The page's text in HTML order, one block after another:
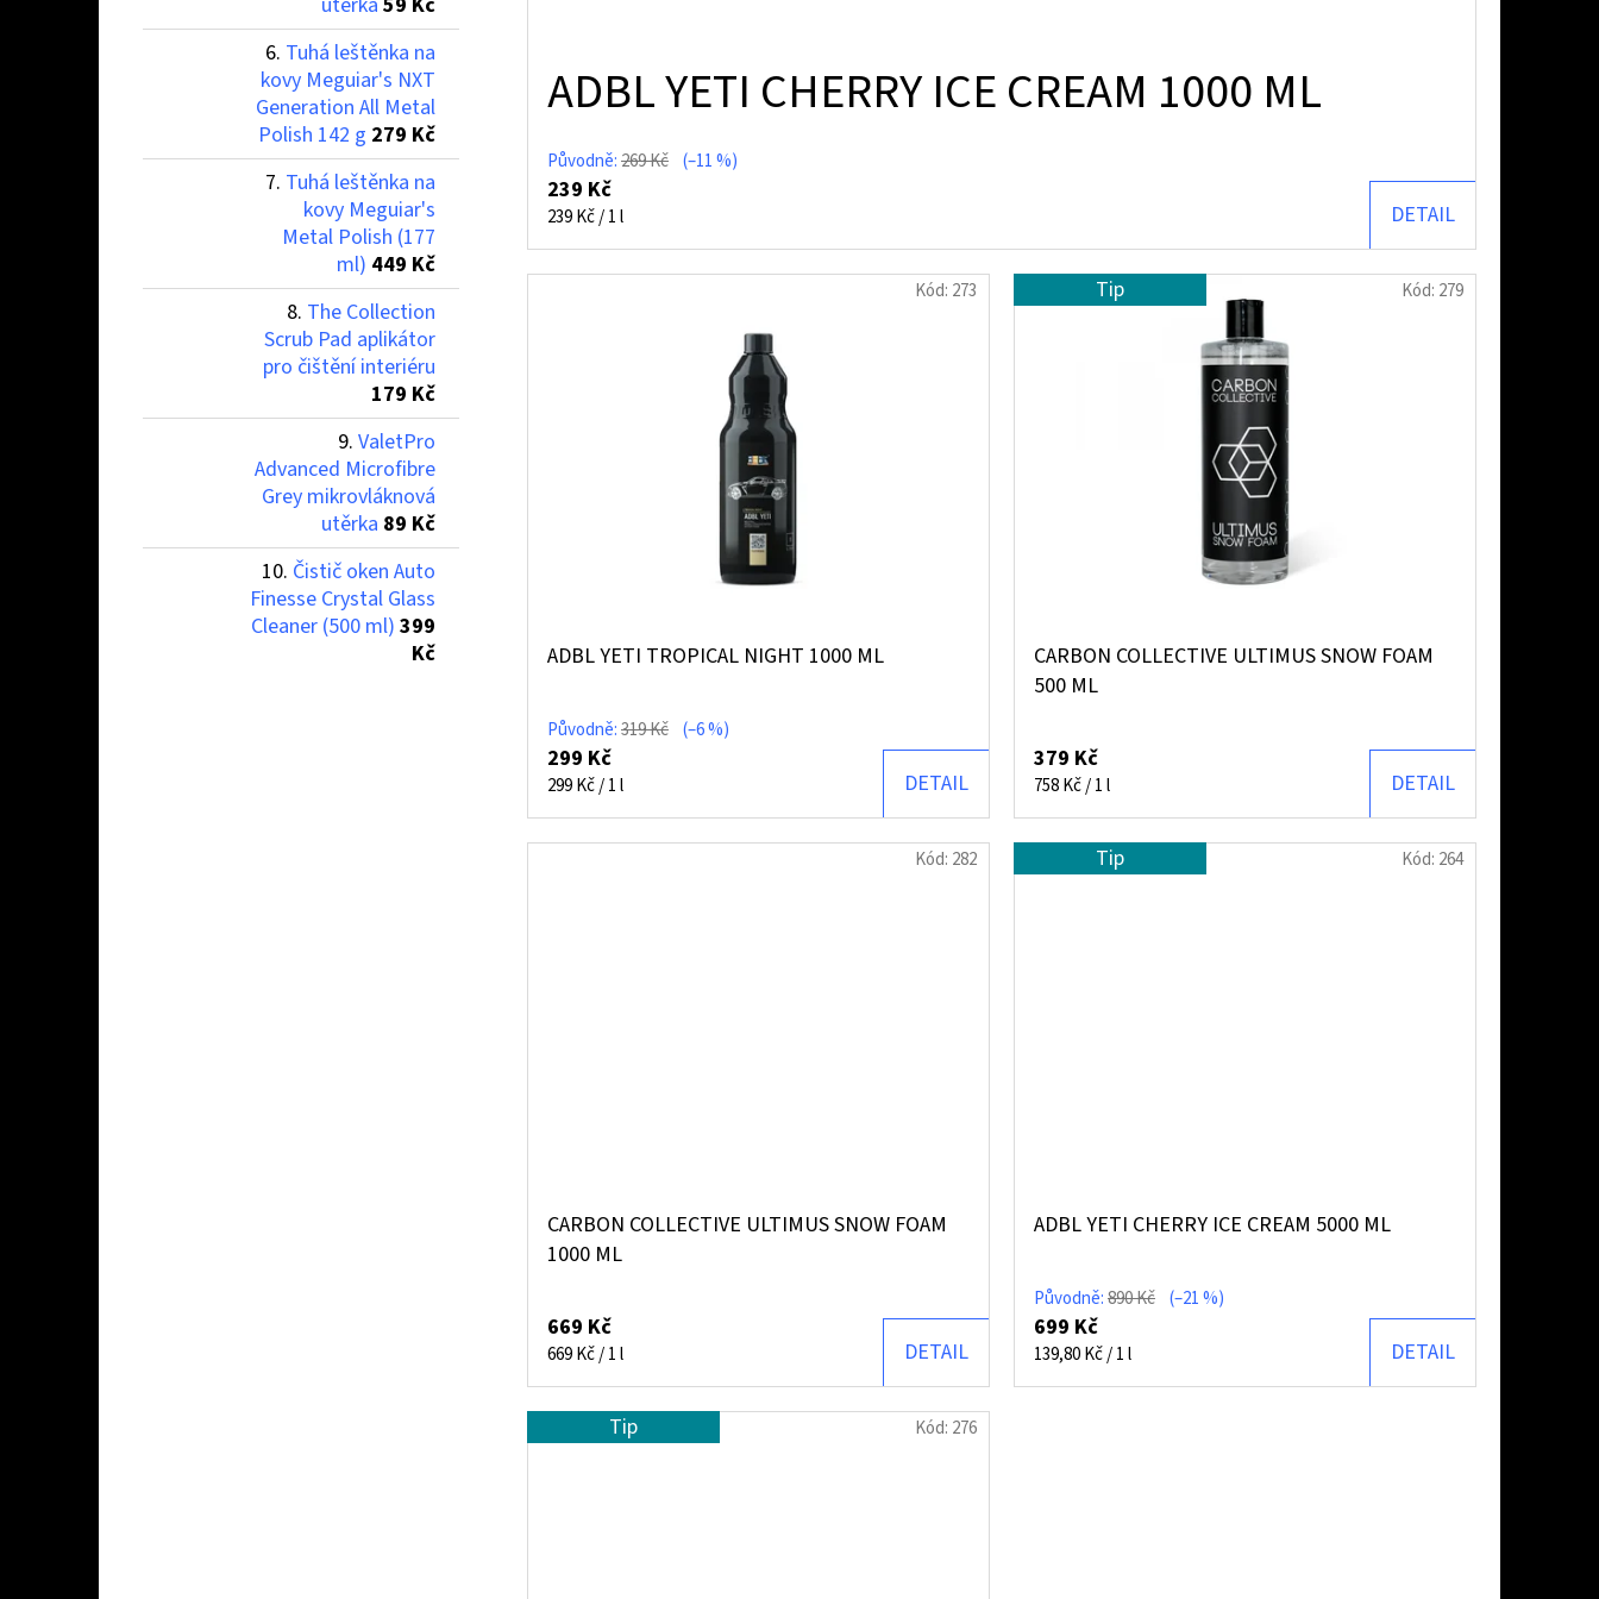
Tuhá leštěnka na
kovy Meguiar's NXT
Generation All Metal
Polish 142 g 279 Kč
Tuhá leštěnka na
kovy Meguiar's
Metal Polish (177
ml) 449 Kč
The Collection
Scrub Pad aplikátor
pro čištění interiéru
179 Kč
ValetPro
Advanced Microfibre
Grey mikrovláknová
utěrka 89 Kč
Čistič oken Auto
Finesse Crystal Glass
Cleaner (500 ml) 399
Kč
ADBL YETI CHERRY ICE CREAM 1000 ML
Původně:269 Kč (–11 %)
239 Kč
Měrná
239 Kč / 1 l DETAIL
ADBL YETI TROPICAL NIGHT 1000 ML
Původně:319 Kč (–6 %)
299 Kč
Měrná
299 Kč / 1 l DETAIL
Kód: 273 Tip
CARBON COLLECTIVE ULTIMUS SNOW FOAM
500 ML
379 Kč
Měrná
758 Kč / 1 l DETAIL
Kód: 279
CARBON COLLECTIVE ULTIMUS SNOW FOAM
1000 ML
669 Kč
Měrná
669 Kč / 1 l DETAIL
Kód: 282 Tip
ADBL YETI CHERRY ICE CREAM 5000 ML
Původně:890 Kč (–21 %)
699 Kč
Měrná
139,80 Kč / 1 l DETAIL
Kód: 264
Tip Kód: 276